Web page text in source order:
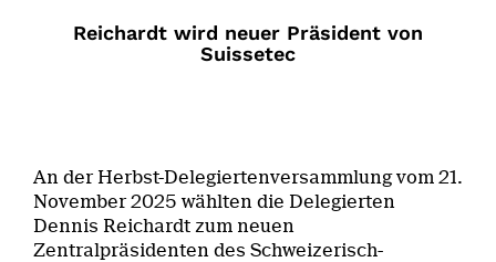
Reichardt wird neuer Präsident von
Suissetec
An der Herbst-Delegiertenversammlung vom 21.
November 2025 wählten die Delegierten
Dennis Reichardt zum neuen
Zentralpräsidenten des Schweizerisch-